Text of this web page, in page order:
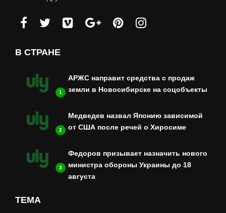
В СТРАНЕ
1
АРЖС направит средства с продаж
земли в Новосибирске на соцобъекты
2
Медведев назвал Японию зависимой
от США после речей о Хиросиме
3
Федоров призывает назначить нового
министра обороны Украины до 18
августа
ТЕМА